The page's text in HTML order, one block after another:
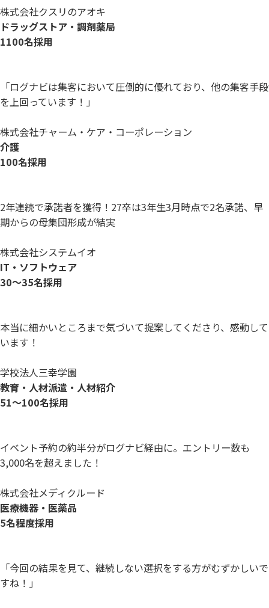
株式会社クスリのアオキ
ドラッグストア・調剤薬局
1100名採用
「ログナビは集客において圧倒的に優れており、他の集客手段
を上回っています！」
株式会社チャーム・ケア・コーポレーション
介護
100名採用
2年連続で承諾者を獲得！27卒は3年生3月時点で2名承諾、早
期からの母集団形成が結実
株式会社システムイオ
IT・ソフトウェア
30〜35名採用
本当に細かいところまで気づいて提案してくださり、感動して
います！
学校法人三幸学園
教育・人材派遣・人材紹介
51～100名採用
イベント予約の約半分がログナビ経由に。エントリー数も
3,000名を超えました！
株式会社メディクルード
医療機器・医薬品
5名程度採用
「今回の結果を見て、継続しない選択をする方がむずかしいで
すね！」